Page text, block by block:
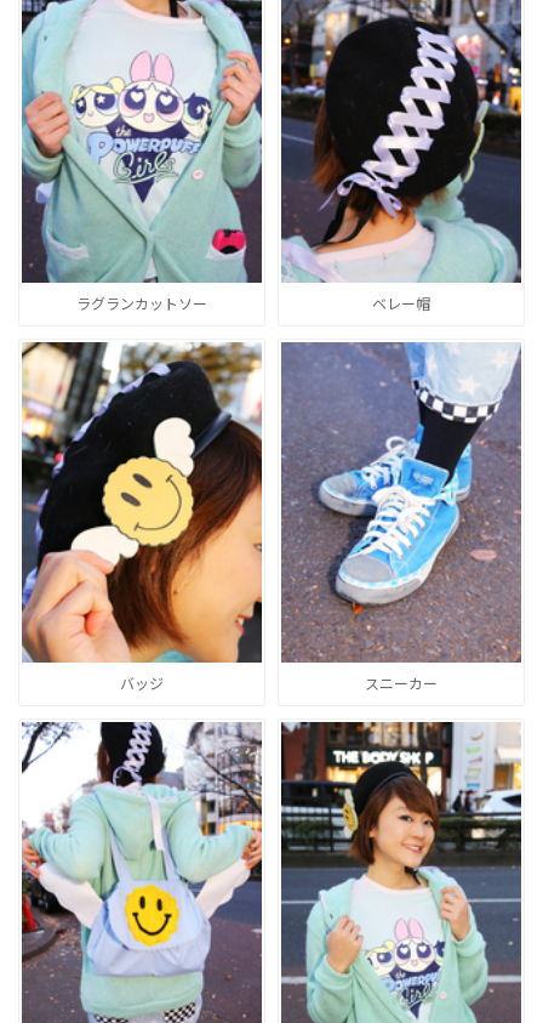
ラグランカットソー ベレー帽
バッジ スニーカー